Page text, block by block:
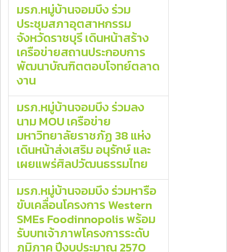
มรภ.หมู่บ้านจอมบึง ร่วม
ประชุมสภาอุตสาหกรรม
จังหวัดราชบุรี เดินหน้าสร้าง
เครือข่ายสถานประกอบการ
พัฒนาบัณฑิตตอบโจทย์ตลาด
งาน
มรภ.หมู่บ้านจอมบึง ร่วมลง
นาม MOU เครือข่าย
มหาวิทยาลัยราชภัฏ 38 แห่ง
เดินหน้าส่งเสริม อนุรักษ์ และ
เผยแพร่ศิลปวัฒนธรรมไทย
มรภ.หมู่บ้านจอมบึง ร่วมหารือ
ขับเคลื่อนโครงการ Western
SMEs Foodinnopolis พร้อม
รับบทเจ้าภาพโครงการระดับ
ภูมิภาค ปีงบประมาณ 2570